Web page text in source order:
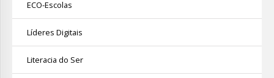
ECO-Escolas
Líderes Digitais
Literacia do Ser